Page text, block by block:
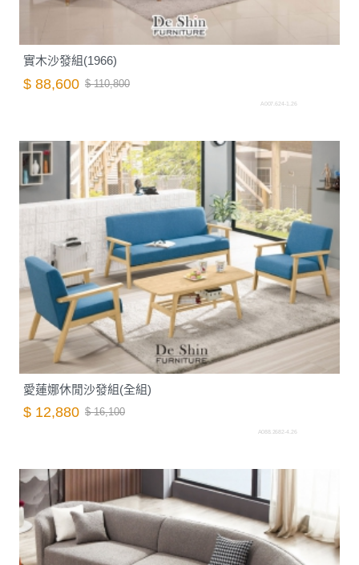
實木沙發組(1966)
$ 88,600 $ 110,800
A007.624-1.26
愛蓮娜休閒沙發組(全組)
$ 12,880 $ 16,100
A088.2682-4.26